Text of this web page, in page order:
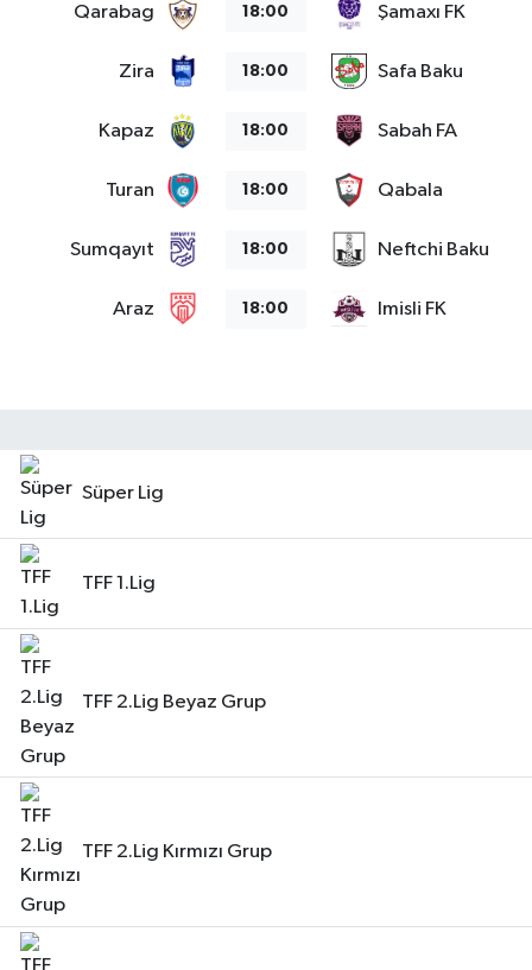
Qarabag 18:00 Şamaxı FK
Zira 18:00 Safa Baku
Kapaz 18:00 Sabah FA
Turan 18:00 Qabala
Sumqayıt 18:00 Neftchi Baku
Araz 18:00 Imisli FK
Süper Lig
TFF 1.Lig
TFF 2.Lig Beyaz Grup
TFF 2.Lig Kırmızı Grup